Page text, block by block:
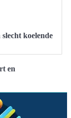
koelende
en